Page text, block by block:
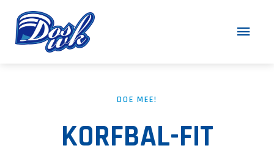
DOE MEE!
KORFBAL-FIT